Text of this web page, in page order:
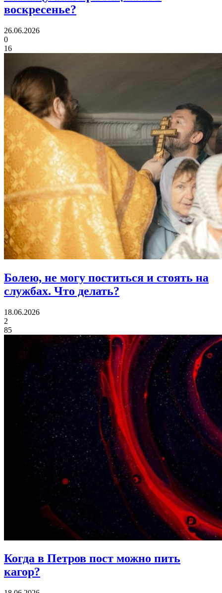
воскресенье?
26.06.2026
0
16
Болею, не могу поститься и стоять на
службах. Что делать?
18.06.2026
2
85
Когда в Петров пост можно пить
кагор?